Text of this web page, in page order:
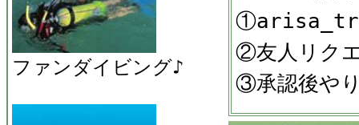
ファンダイビング♪
②友人リク
③承認後や